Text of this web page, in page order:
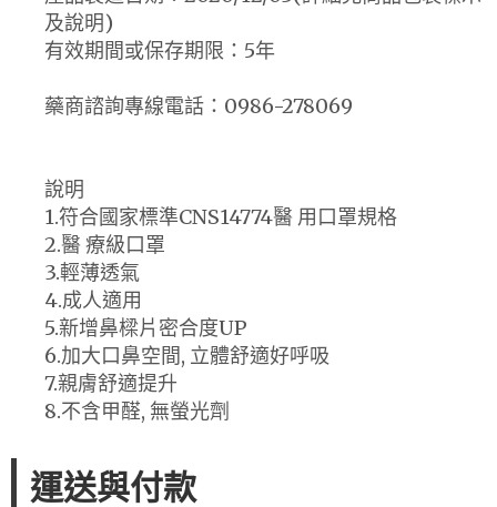
及說明)
有效期間或保存期限：5年
藥商諮詢專線電話：0986-278069
說明
1.符合國家標準CNS14774醫 用口罩規格
2.醫 療級口罩
3.輕薄透氣
4.成人適用
5.新增鼻樑片密合度UP
6.加大口鼻空間, 立體舒適好呼吸
7.親膚舒適提升
8.不含甲醛, 無螢光劑
運送與付款